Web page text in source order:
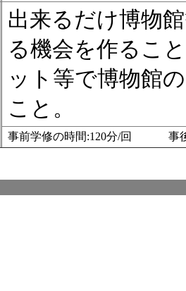
出来るだけ博物
る機会を作るこ
ット等で博物館
こと。
事前学修の時間:120分/回 事後